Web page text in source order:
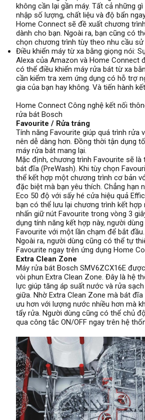
không cần lại gần máy. Tất cả những
nhập số lượng, chất liệu và độ bẩn
Home Connect sẽ đề xuất chương
dành cho bạn. Ngoài ra, bạn cũng có
chọn chương trình tùy theo nhu cầu sử
Điều khiển máy từ xa bằng giọng nói:
Alexa của Amazon và Home Connect
có thể điều khiển máy rửa bát từ xa
cần kiểm tra xem ứng dụng có hỗ trợ
gia của bạn hay không. Và tiến hành
Home Connect Công nghệ kết nối
rửa bát Bosch
Favourite / Rửa tráng
Tính năng Favourite giúp quá trình rửa
nên dễ dàng hơn. Đồng thời tận dụng
máy rửa bát mang lại.
Mặc định, chương trình Favourite sẽ là
bát đĩa (PreWash). Khi tùy chọn
thể kết hợp một chương trình cơ bản
đặc biệt mà bạn yêu thích. Chẳng hạn
Eco 50 độ với sấy hé cửa hiệu quả
bạn có thể lưu lại chương trình kết hợp
nhấn giữ nút Favourite trong vòng 3
dụng tính năng kết hợp này, người
Favourite với một lần chạm để bắt đầu.
Ngoài ra, người dùng cũng có thể tự
Favourite ngay trên ứng dụng Home
Extra Clean Zone
Máy rửa bát Bosch SMV6ZCX16E
vòi phun Extra Clean Zone. Đây là hệ
lực giúp tăng áp suất nước và rửa
giữa. Nhờ Extra Clean Zone mà bát
ưu hơn với lượng nước nhiều hơn mà
tẩy rửa. Người dùng cũng có thể chủ
qua công tắc ON/OFF ngay trên hệ